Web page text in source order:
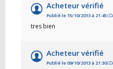
Acheteur vérifié
Publié le 15/10/2013 à 21:45
tres bien
Acheteur vérifié
Publié le 09/10/2013 à 21:30